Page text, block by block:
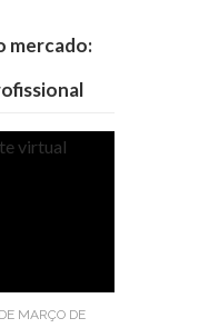
mercado:
MARÇO DE